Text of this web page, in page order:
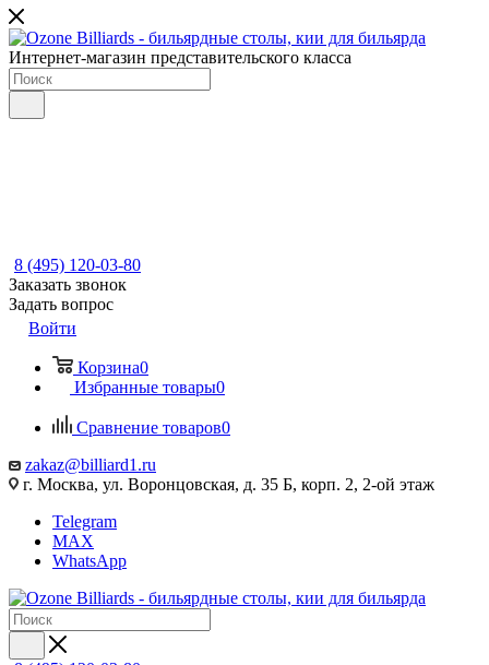
Интернет-магазин представительского класса
8 (495) 120-03-80
Заказать звонок
Задать вопрос
Войти
Корзина0
Избранные товары0
Сравнение товаров0
zakaz@billiard1.ru
г. Москва, ул. Воронцовская, д. 35 Б, корп. 2, 2-ой этаж
Telegram
MAX
WhatsApp